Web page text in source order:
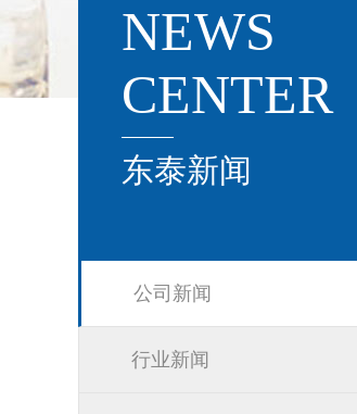
NEWS
CENTER
东泰新闻
公司新闻
行业新闻